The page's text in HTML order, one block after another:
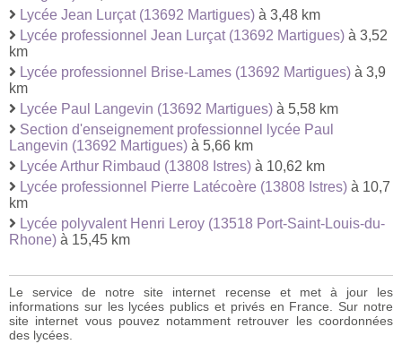
Lycée Jean Lurçat (13692 Martigues) à 3,48 km
Lycée professionnel Jean Lurçat (13692 Martigues) à 3,52
km
Lycée professionnel Brise-Lames (13692 Martigues) à 3,9
km
Lycée Paul Langevin (13692 Martigues) à 5,58 km
Section d'enseignement professionnel lycée Paul
Langevin (13692 Martigues) à 5,66 km
Lycée Arthur Rimbaud (13808 Istres) à 10,62 km
Lycée professionnel Pierre Latécoère (13808 Istres) à 10,7
km
Lycée polyvalent Henri Leroy (13518 Port-Saint-Louis-du-
Rhone) à 15,45 km
Le service de notre site internet recense et met à jour les
informations sur les lycées publics et privés en France. Sur notre
site internet vous pouvez notamment retrouver les coordonnées
des lycées.